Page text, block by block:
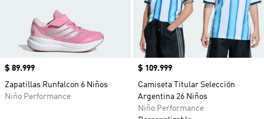
Precio
$ 89.999
Zapatillas Runfalcon 6 Niños
Niño Performance
Precio
$ 109.999
Camiseta Titular Selección
Argentina 26 Niños
Niño Performance